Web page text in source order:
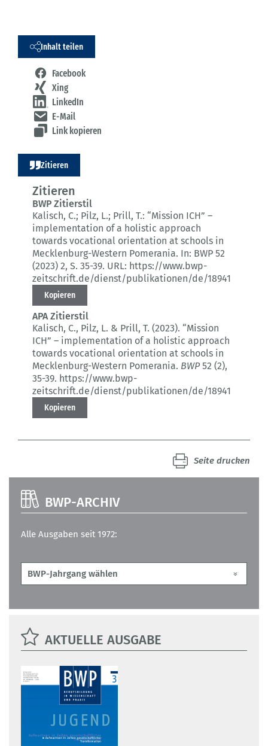
Inhalt teilen
Facebook
Xing
LinkedIn
E-Mail
Link kopieren
Zitieren
Zitieren
BWP Zitierstil
Kalisch, C.; Pilz, L.; Prill, T.: “Mission ICH” –
implementation of a holistic approach
towards vocational orientation at schools in
Mecklenburg-Western Pomerania. In: BWP 52
(2023) 2, S. 35-39. URL: https://www.bwp-
zeitschrift.de/dienst/publikationen/de/18941
Kopieren
APA Zitierstil
Kalisch, C., Pilz, L. & Prill, T. (2023). “Mission
ICH” – implementation of a holistic approach
towards vocational orientation at schools in
Mecklenburg-Western Pomerania. BWP52 (2),
35-39. https://www.bwp-
zeitschrift.de/dienst/publikationen/de/18941
Kopieren
Seite drucken
BWP-ARCHIV
Alle Ausgaben seit 1972:
AKTUELLE AUSGABE